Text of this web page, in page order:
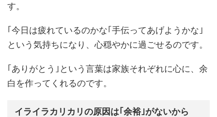
す。
｢今日は疲れているのかな｢手伝ってあげようかな｣
という気持ちになり、心穏やかに過ごせるのです。
｢ありがとう｣という言葉は家族それぞれに心に、余
白を作ってくれるのです。
イライラカリカリの原因は｢余裕｣がないから